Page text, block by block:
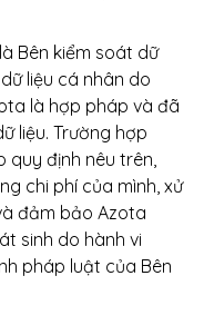
Bên kiểm soát dữ
liệu cá nhân do
là hợp pháp và đã
liệu. Trường hợp
quy định nêu trên,
chi phí của mình, xử
đảm bảo Azota
sinh do hành vi
pháp luật của Bên